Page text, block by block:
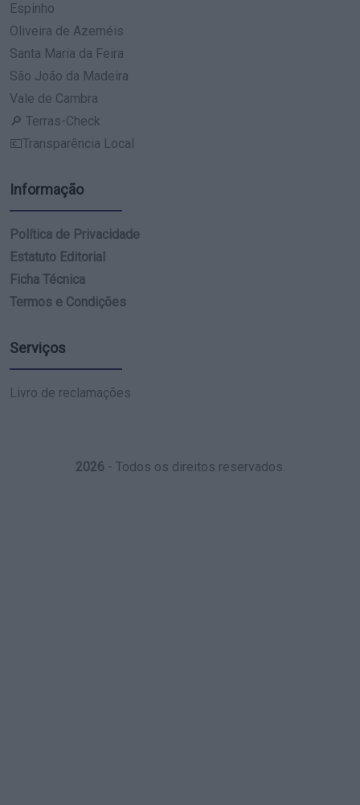
Espinho
Oliveira de Azeméis
Santa Maria da Feira
São João da Madeira
Vale de Cambra
🔎 Terras-Check
💶Transparência Local
Informação
Política de Privacidade
Estatuto Editorial
Ficha Técnica
Termos e Condições
Serviços
Livro de reclamações
2026- Todos os direitos reservados.